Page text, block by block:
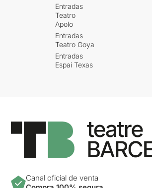
Entradas
Teatro
Apolo
Entradas
Teatro Goya
Entradas
Espai Texas
Canal oficial de venta